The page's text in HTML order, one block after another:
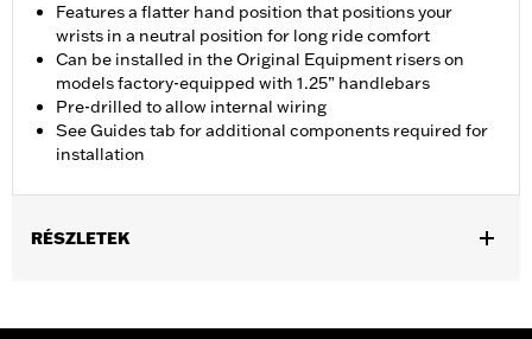
Features a flatter hand position that positions your
wrists in a neutral position for long ride comfort
Can be installed in the Original Equipment risers on
models factory-equipped with 1.25” handlebars
Pre-drilled to allow internal wiring
See Guides tab for additional components required for
installation
RÉSZLETEK